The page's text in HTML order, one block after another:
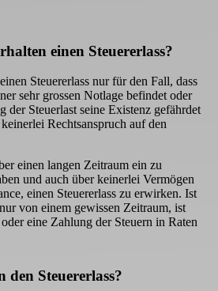
einen Steuererlass?
Steuererlass nur für den Fall, dass
sehr grossen Notlage befindet oder
der Steuerlast seine Existenz gefährdet
Rechtsanspruch auf den
einen langen Zeitraum ein zu
und auch über keinerlei Vermögen
einen Steuererlass zu erwirken. Ist
von einem gewissen Zeitraum, ist
eine Zahlung der Steuern in Raten
den Steuererlass?